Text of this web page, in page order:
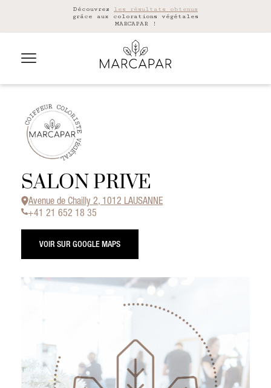
Découvrez les résultats obtenus
grâce aux colorations végétales
MARCAPAR !
SALON PRIVE
Avenue de Chailly 2, 1012 LAUSANNE
+41 21 652 18 35
VOIR SUR GOOGLE MAPS